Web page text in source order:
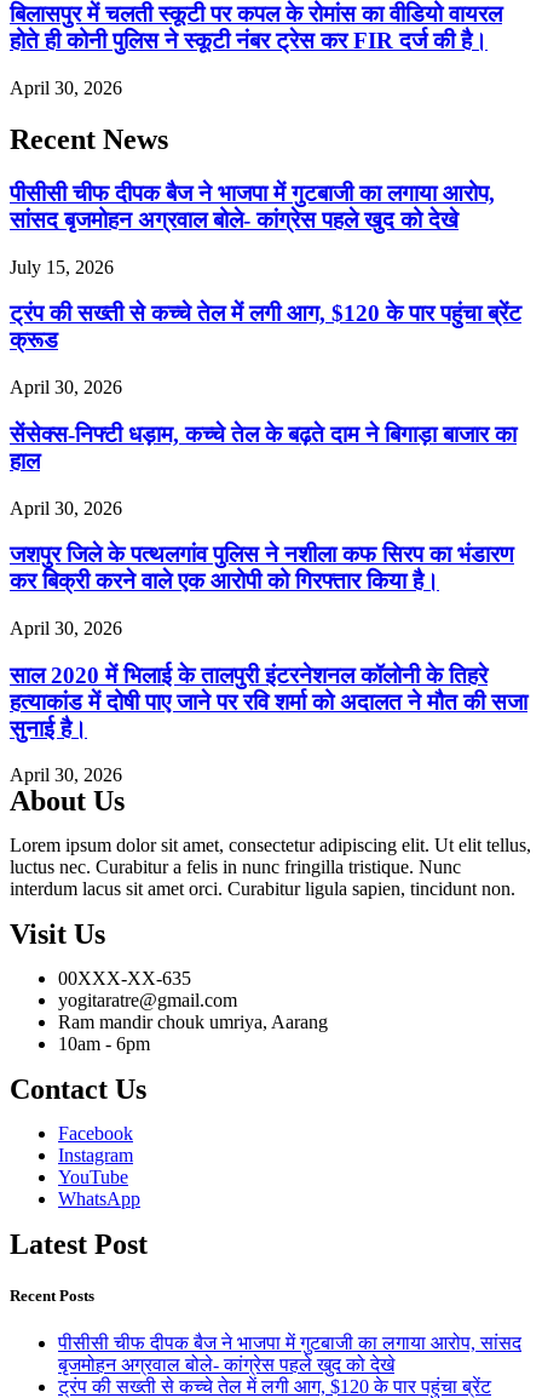
बिलासपुर में चलती स्कूटी पर कपल के रोमांस का वीडियो वायरल
होते ही कोनी पुलिस ने स्कूटी नंबर ट्रेस कर FIR दर्ज की है।
April 30, 2026
Recent News
पीसीसी चीफ दीपक बैज ने भाजपा में गुटबाजी का लगाया आरोप,
सांसद बृजमोहन अग्रवाल बोले- कांग्रेस पहले खुद को देखे
July 15, 2026
ट्रंप की सख्ती से कच्चे तेल में लगी आग, $120 के पार पहुंचा ब्रेंट
क्रूड
April 30, 2026
सेंसेक्स-निफ्टी धड़ाम, कच्चे तेल के बढ़ते दाम ने बिगाड़ा बाजार का
हाल
April 30, 2026
जशपुर जिले के पत्थलगांव पुलिस ने नशीला कफ सिरप का भंडारण
कर बिक्री करने वाले एक आरोपी को गिरफ्तार किया है।
April 30, 2026
साल 2020 में भिलाई के तालपुरी इंटरनेशनल कॉलोनी के तिहरे
हत्याकांड में दोषी पाए जाने पर रवि शर्मा को अदालत ने मौत की सजा
सुनाई है।
April 30, 2026
About Us
Lorem ipsum dolor sit amet, consectetur adipiscing elit. Ut elit tellus,
luctus nec. Curabitur a felis in nunc fringilla tristique. Nunc
interdum lacus sit amet orci. Curabitur ligula sapien, tincidunt non.
Visit Us
00XXX-XX-635
yogitaratre@gmail.com
Ram mandir chouk umriya, Aarang
10am - 6pm
Contact Us
Facebook
Instagram
YouTube
WhatsApp
Latest Post
Recent Posts
पीसीसी चीफ दीपक बैज ने भाजपा में गुटबाजी का लगाया आरोप, सांसद
बृजमोहन अग्रवाल बोले- कांग्रेस पहले खुद को देखे
ट्रंप की सख्ती से कच्चे तेल में लगी आग, $120 के पार पहुंचा ब्रेंट